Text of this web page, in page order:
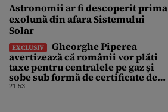
Astronomii ar fi descoperit prima
exolună din afara Sistemului
Solar
EXCLUSIV
Gheorghe Piperea
avertizează că românii vor plăti
taxe pentru centralele pe gaz și
sobe sub formă de certificate de
CO2
21:53